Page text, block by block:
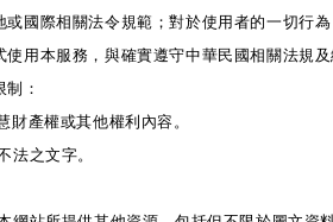
國際相關法令規範；對於使用者的一切行為
用本服務，與確實遵守中華民國相關法規
：
財產權或其他權利內容。
法之文字。